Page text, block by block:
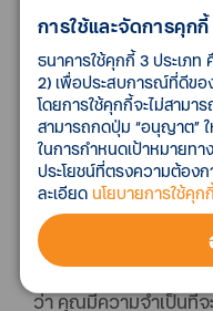
เงินในอนาคต และเพื่อ
ยังคงสะอาด และไม่มีก
4. ไม่ควรขอสินเชื่
การขอสินเชื่อหรือการ
ว่า คุณมีความจำเป็นที่จ
การใช้และจัดการคุกกี้
ธนาคารใช้คุกกี้ 3 ประเภท
2) เพื่อประสบการณ์ที่ดีขอ
โดยการใช้คุกกี้จะไม่สามา
สามารถกดปุ่ม “อนุญาต”
ในการกำหนดเป้าหมายท
ประโยชน์ที่ตรงความต้อง
ละเอียด นโยบายการใช้คุก